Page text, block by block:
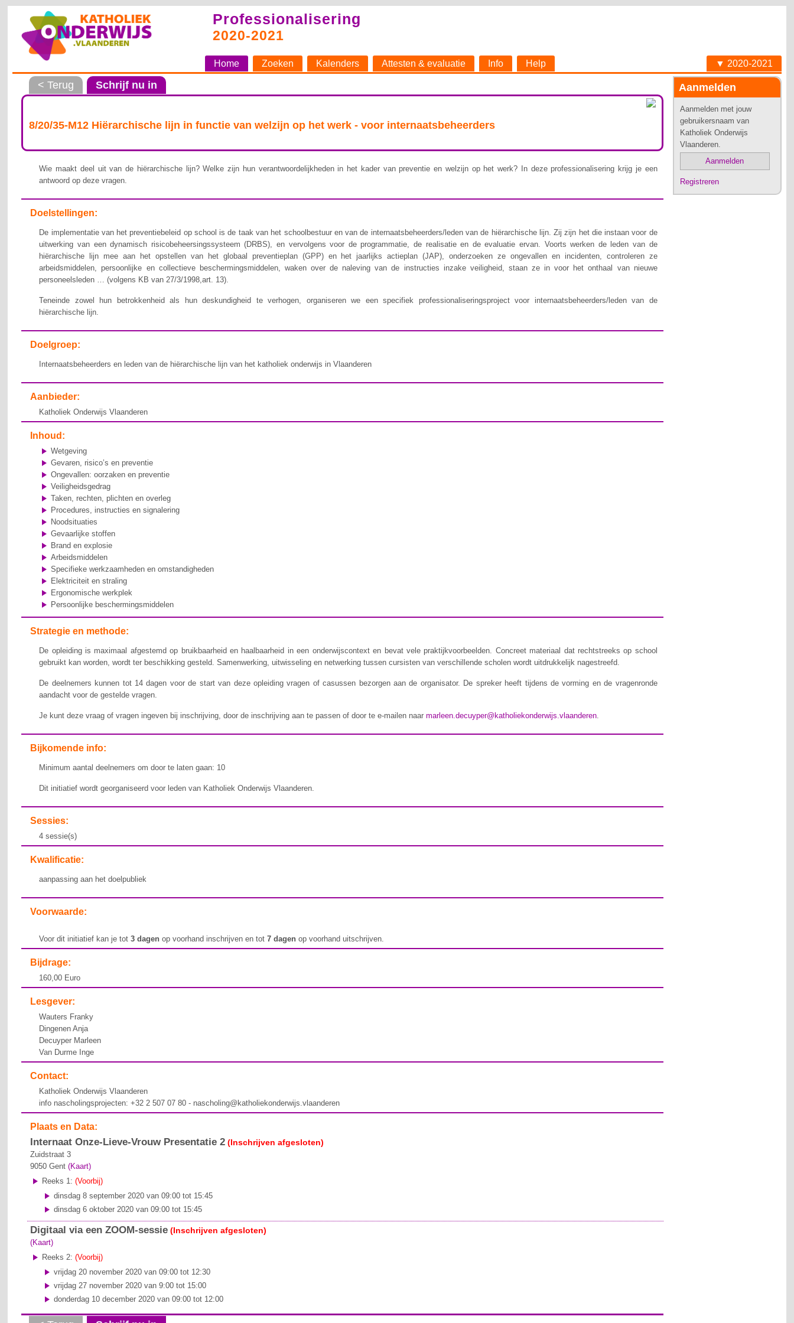
Professionalisering
2020-2021
Home Zoeken Kalenders Attesten & evaluatie Info Help ▼ 2020-2021
Aanmelden
Aanmelden met jouw
gebruikersnaam van
Katholiek Onderwijs
Vlaanderen.
Aanmelden
Registreren
< Terug Schrijf nu in
8/20/35-M12 Hiërarchische lijn in functie van welzijn op het werk - voor internaatsbeheerders
Wie maakt deel uit van de hiërarchische lijn? Welke zijn hun verantwoordelijkheden in het kader van preventie en welzijn op het werk? In deze professionalisering krijg je een
antwoord op deze vragen.
Doelstellingen:
De implementatie van het preventiebeleid op school is de taak van het schoolbestuur en van de internaatsbeheerders/leden van de hiërarchische lijn. Zij zijn het die instaan voor de
uitwerking van een dynamisch risicobeheersingssysteem (DRBS), en vervolgens voor de programmatie, de realisatie en de evaluatie ervan. Voorts werken de leden van de
hiërarchische lijn mee aan het opstellen van het globaal preventieplan (GPP) en het jaarlijks actieplan (JAP), onderzoeken ze ongevallen en incidenten, controleren ze
arbeidsmiddelen, persoonlijke en collectieve beschermingsmiddelen, waken over de naleving van de instructies inzake veiligheid, staan ze in voor het onthaal van nieuwe
personeelsleden … (volgens KB van 27/3/1998,art. 13).
Teneinde zowel hun betrokkenheid als hun deskundigheid te verhogen, organiseren we een specifiek professionaliseringsproject voor internaatsbeheerders/leden van de
hiërarchische lijn.
Doelgroep:
Internaatsbeheerders en leden van de hiërarchische lijn van het katholiek onderwijs in Vlaanderen
Aanbieder:
Katholiek Onderwijs Vlaanderen
Inhoud:
Wetgeving
Gevaren, risico’s en preventie
Ongevallen: oorzaken en preventie
Veiligheidsgedrag
Taken, rechten, plichten en overleg
Procedures, instructies en signalering
Noodsituaties
Gevaarlijke stoffen
Brand en explosie
Arbeidsmiddelen
Specifieke werkzaamheden en omstandigheden
Elektriciteit en straling
Ergonomische werkplek
Persoonlijke beschermingsmiddelen
Strategie en methode:
De opleiding is maximaal afgestemd op bruikbaarheid en haalbaarheid in een onderwijscontext en bevat vele praktijkvoorbeelden. Concreet materiaal dat rechtstreeks op school
gebruikt kan worden, wordt ter beschikking gesteld. Samenwerking, uitwisseling en netwerking tussen cursisten van verschillende scholen wordt uitdrukkelijk nagestreefd.
De deelnemers kunnen tot 14 dagen voor de start van deze opleiding vragen of casussen bezorgen aan de organisator. De spreker heeft tijdens de vorming en de vragenronde
aandacht voor de gestelde vragen.
Je kunt deze vraag of vragen ingeven bij inschrijving, door de inschrijving aan te passen of door te e-mailen naarmarleen.decuyper@katholiekonderwijs.vlaanderen.
Bijkomende info:
Minimum aantal deelnemers om door te laten gaan: 10
Dit initiatief wordt georganiseerd voor leden van Katholiek Onderwijs Vlaanderen.
Sessies:
4 sessie(s)
Kwalificatie:
aanpassing aan het doelpubliek
Voorwaarde:
Voor dit initiatief kan je tot3 dagen op voorhand inschrijven en tot7 dagenop voorhand uitschrijven.
Bijdrage:
160,00 Euro
Lesgever:
Wauters Franky
Dingenen Anja
Decuyper Marleen
Van Durme Inge
Contact:
Katholiek Onderwijs Vlaanderen
info nascholingsprojecten: +32 2 507 07 80 - nascholing@katholiekonderwijs.vlaanderen
Plaats en Data:
Internaat Onze-Lieve-Vrouw Presentatie 2 (Inschrijven afgesloten)
Zuidstraat 3
9050 Gent (Kaart)
Reeks 1:(Voorbij)
dinsdag 8 september 2020 van 09:00 tot 15:45
dinsdag 6 oktober 2020 van 09:00 tot 15:45
Digitaal via een ZOOM-sessie (Inschrijven afgesloten)
(Kaart)
Reeks 2:(Voorbij)
vrijdag 20 november 2020 van 09:00 tot 12:30
vrijdag 27 november 2020 van 9:00 tot 15:00
donderdag 10 december 2020 van 09:00 tot 12:00